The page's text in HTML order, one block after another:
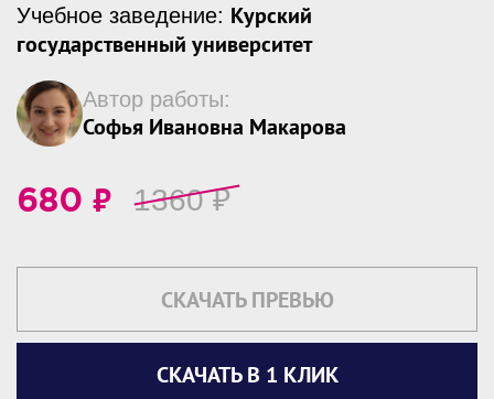
Учебное заведение: Курский
государственный университет
Автор работы:
Софья Ивановна Макарова
680 ₽ 1360₽
СКАЧАТЬ ПРЕВЬЮ
СКАЧАТЬ В 1 КЛИК